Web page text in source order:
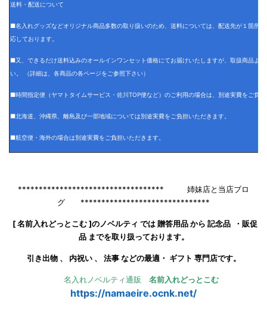
送料・配送について
■名入れグッズなどオリジナル商品多数の取り扱いのため、送料については、配送先が１箇所
応しております。
■又、できるだけ送料込みのオールインワンセット価格にてお届けいたしますが、取扱商品よ
い。 （詳細は、各商品の各ページをご参照下さい）
■時間指定便（ヤマトタイムサービス・佐川TOP便など）のご利用の場合は、別途実費をご負
■北海道、沖縄県、離島及び一部地域については別途実費をご負担いただきます。
■航空便・海外の場合は別途実費をご負担いただきます。
*********************************** 姉妹店と当店ブロ
グ *******************************
[ 名前入れどっとこむ ]のノベルティ では 贈答用品 から 記念品 ・販促
品 までを取り扱っております。
引き出物 、 内祝い 、 法事 などの最適・ ギフト 専門店です。
名入れノベルティ通販 名前入れどっとこむ
https://namaeire.ocnk.net/